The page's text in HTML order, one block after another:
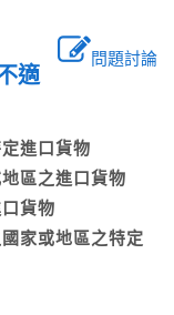
問題討論
適
進口貨物
區之進口貨物
貨物
家或地區之特定